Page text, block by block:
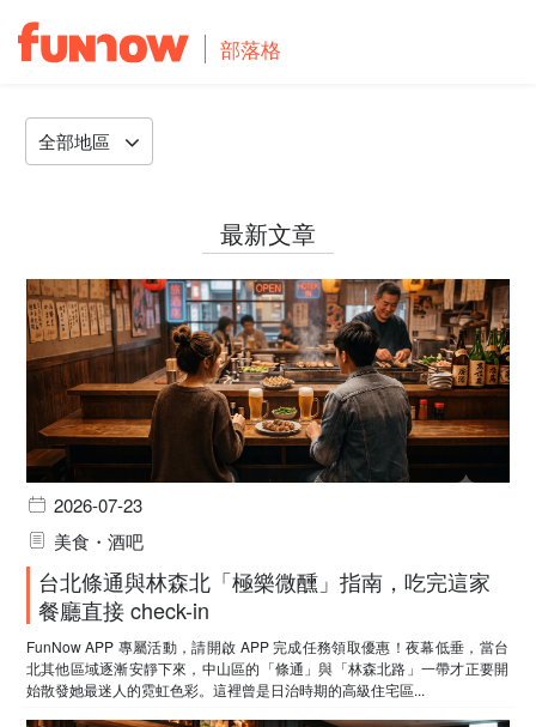
部落格
全部地區
最新文章
2026-07-23
美食・酒吧
台北條通與林森北「極樂微醺」指南，吃完這家
餐廳直接 check-in
FunNow APP 專屬活動，請開啟 APP 完成任務領取優惠！夜幕低垂，當台
北其他區域逐漸安靜下來，中山區的「條通」與「林森北路」一帶才正要開
始散發她最迷人的霓虹色彩。這裡曾是日治時期的高級住宅區...